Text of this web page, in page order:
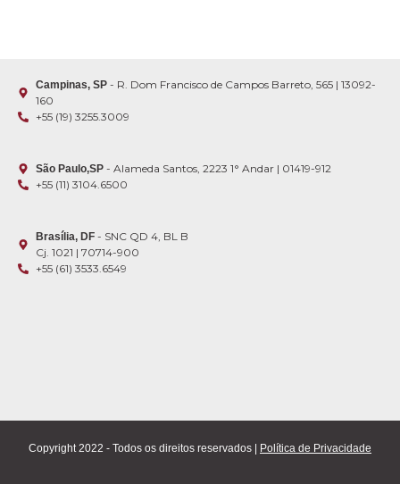
Campinas, SP - R. Dom Francisco de Campos Barreto, 565 | 13092-
160
+55 (19) 3255.3009
São Paulo,SP - Alameda Santos, 2223 1° Andar | 01419-912
+55 (11) 3104.6500
Brasília, DF - SNC QD 4, BL B
Cj. 1021 | 70714-900
+55 (61) 3533.6549
Copyright 2022 - Todos os direitos reservados | Política de Privacidade